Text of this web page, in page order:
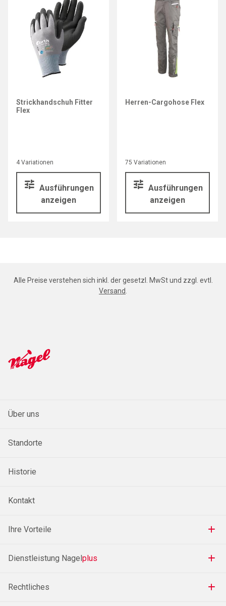
4 Variationen
Ausführungen
anzeigen
Strickhandschuh Fitter
Flex
75 Variationen
Ausführungen
anzeigen
Herren-Cargohose Flex
Alle Preise verstehen sich inkl. der gesetzl. MwSt und zzgl. evtl.
Versand
Über uns
Standorte
Historie
Kontakt
Ihre Vorteile
Dienstleistung Nagelplus
Rechtliches